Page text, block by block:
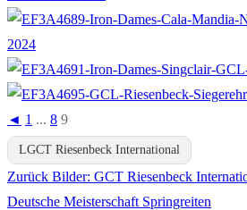
◄ 1 ... 8 9
LGCT Riesenbeck International
Beitragsnavigation
Zurück Vorheriger
Beitrag:
Bilder: GCT Riesenbeck
Deutsche Meisterschaft Springreiten